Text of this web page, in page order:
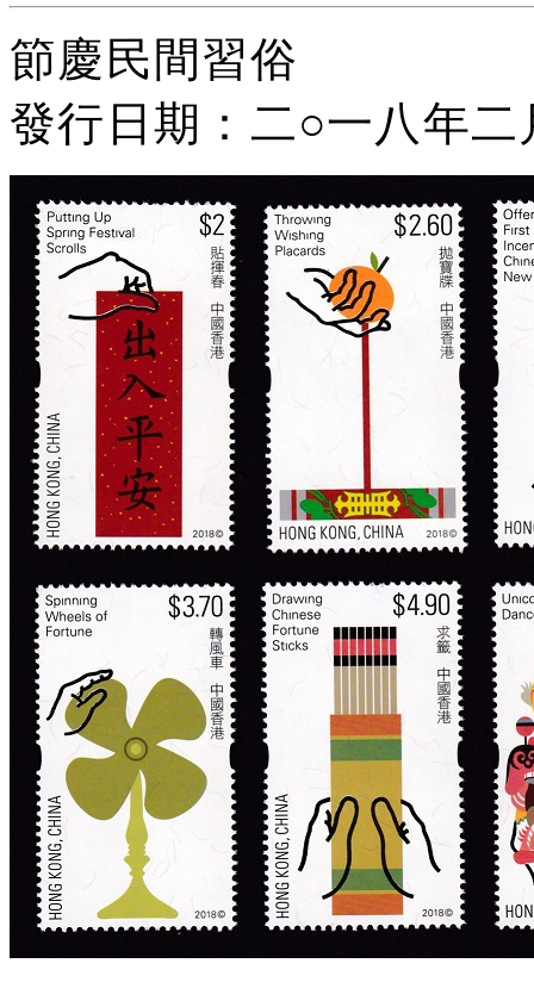
節慶民間習俗
發行日期：二○一八年二